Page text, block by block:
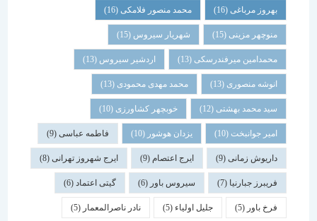
بهروز مرباغی (16) محمد منصور فلامکی (16)
منوچهر مزینی(15) شهریار سیروس(15)
محمدامین میرفندرسکی(13) اردشیر سیروس(13)
انوشه منصوری(13) محمد مهدی محمودی(13)
سید محمد بهشتی(12) خوبچهر کشاورزی(10)
امیر جوانبخت(10) یزدان هوشور(10) فاطمه عباسی(9)
داریوش زمانی(9) ایرج اعتصام(9) ایرج شهروز تهرانی(8)
فریبرز جبارنیا(7) سیروس باور(6) گیتی اعتماد(6)
فرخ باور(5) جلیل اولیاء(5) نادر ناصرالمعمار (5)